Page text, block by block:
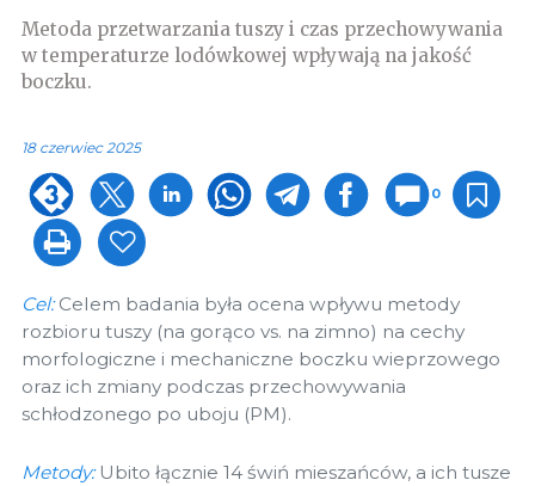
Metoda przetwarzania tuszy i czas przechowywania
w temperaturze lodówkowej wpływają na jakość
boczku.
18 czerwiec 2025
0
Cel:Celem badania była ocena wpływu metody
rozbioru tuszy (na gorąco vs. na zimno) na cechy
morfologiczne i mechaniczne boczku wieprzowego
oraz ich zmiany podczas przechowywania
schłodzonego po uboju (PM).
Metody:Ubito łącznie 14 świń mieszańców, a ich tusze